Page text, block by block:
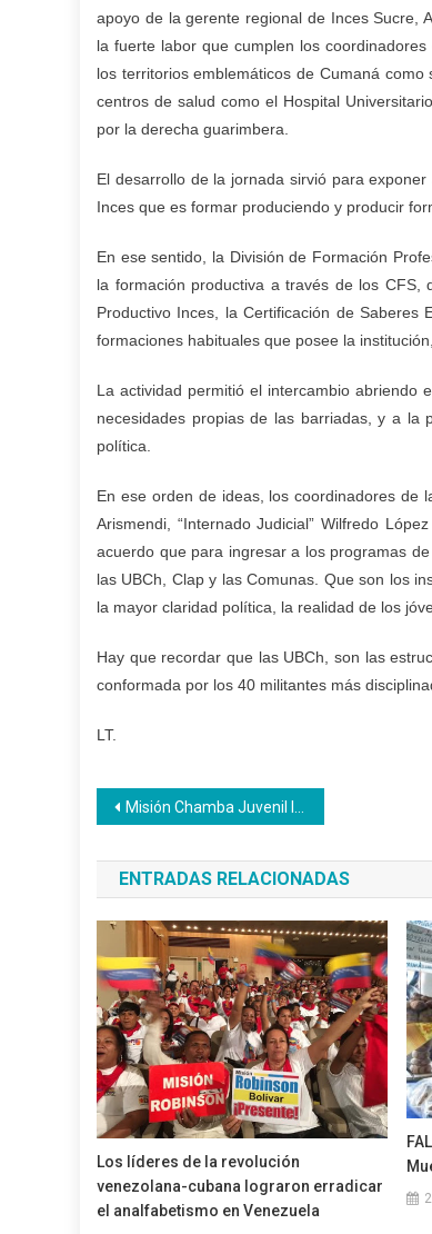
apoyo de la gerente regional de Inces Sucre,
la fuerte labor que cumplen los
los territorios emblemáticos de Cumaná
centros de salud como el Hospital
por la derecha guarimbera.
El desarrollo de la jornada sirvió para
Inces que es formar produciendo y producir
En ese sentido, la División de Formación
la formación productiva a través de los CFS,
Productivo Inces, la Certificación de
formaciones habituales que posee la
La actividad permitió el intercambio abriendo
necesidades propias de las barriadas, y a la
política.
En ese orden de ideas, los coordinadores de
Arismendi, “Internado Judicial” Wilfredo
acuerdo que para ingresar a los programas
las UBCh, Clap y las Comunas. Que son los
la mayor claridad política, la realidad de los
Hay que recordar que las UBCh, son las
conformada por los 40 militantes más
LT.
Navegación
de
entradas
Misión Chamba Juvenil llega a Hoteles LD
ENTRADAS RELACIONADAS
Los líderes de la revolución
venezolana-cubana lograron erradicar
el analfabetismo en Venezuela